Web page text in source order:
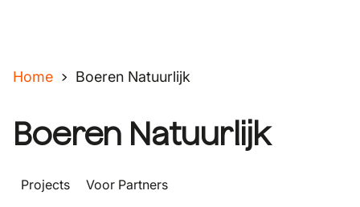
Home Boeren Natuurlijk
Boeren Natuurlijk
Projects Voor Partners